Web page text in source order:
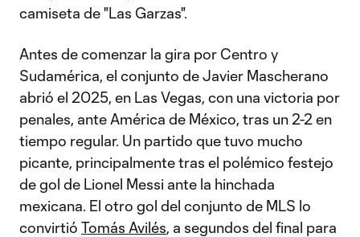
camiseta de "Las Garzas".
Antes de comenzar la gira por Centro y
Sudamérica, el conjunto de Javier Mascherano
abrió el 2025, en Las Vegas, con una victoria por
penales, ante América de México, tras un 2-2 en
tiempo regular. Un partido que tuvo mucho
picante, principalmente tras el polémico festejo
de gol de Lionel Messi ante la hinchada
mexicana. El otro gol del conjunto de MLS lo
convirtió Tomás Avilés, a segundos del final para